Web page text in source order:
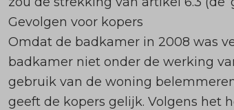
Gevolgen voor kopers
Omdat de badkamer in 2008 was
badkamer niet onder de werking
gebruik van de woning
geeft de kopers gelijk. Volgens het